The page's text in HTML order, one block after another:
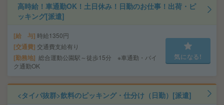
高時給！車通勤OK！土日休み！日勤のお仕事！出荷・ピ
ッキング[派遣]
給 与 時給1350円
交通費 交通費支給有り
勤務地 総合運動公園駅～徒歩15分 ※車通勤・バイ
ク通勤OK
気になる!
<タイパ抜群>飲料のピッキング・仕分け（日勤）[派遣]